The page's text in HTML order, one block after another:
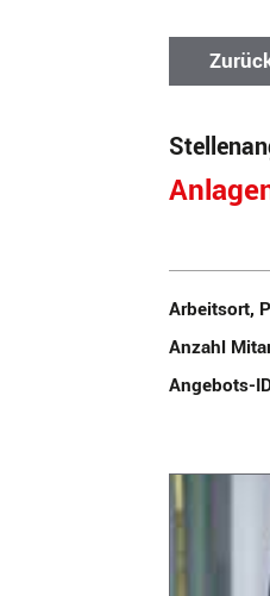
Arbeitsort,
Anzahl
Angebots-